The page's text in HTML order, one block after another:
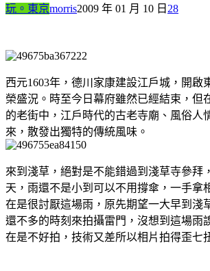
玩。東京morris2009 年 01 月 10 日 28
西元1603年，德川家康建設江戶城，開啟
榮盛況。時至今日幕府雖然已經結束，但
的老街中，江戶時代的古老寺廟、風俗人
來，散發出獨特的傳統風味。
來到淺草，絕對是不能錯過到淺草寺參拜
天，雨還不是小到可以不用撐傘，一手拿
在是很討厭這場雨，原先期望一大早到淺
還不多的時刻來拍攝雷門，沒想到這場雨
在是不好拍，技術又差所以相片拍得歪七